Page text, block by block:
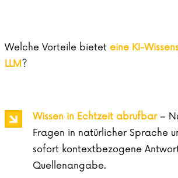
Welche Vorteile bietet eine KI-
LLM?
Wissen in Echtzeit abrufbar–
Fragen in natürlicher Sprache
sofort kontextbezogene
Quellenangabe.